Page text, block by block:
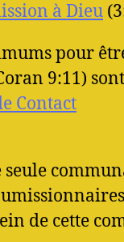
à Dieu
pour
9:11)
Contact
seule
de cette